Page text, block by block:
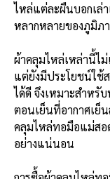
ไหล่แต่ละผืนบอกเล่า
หลากหลายของภูมิภ
ผ้าคลุมไหล่เหล่านี้ไ
แต่ยังมีประโยชน์ใช้
ได้ดี จึงเหมาะสำหรั
ตอนเย็นที่อากาศเย็
คลุมไหล่ทอมือแม่สอ
อย่างแน่นอน